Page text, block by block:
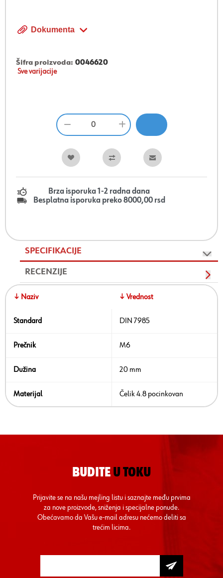
Dokumenta
Šifra proizvoda: 0046620
Sve varijacije
Brza isporuka 1-2 radna dana
Besplatna isporuka preko 8000,00 rsd
SPECIFIKACIJE
RECENZIJE
↓ Naziv ↓ Vrednost
Standard DIN 7985
Prečnik M6
Dužina 20 mm
Materijal Čelik 4.8 pocinkovan
BUDITE U TOKU
Prijavite se na našu mejling listu i saznajte među prvima
za nove proizvode, sniženja i specijalne ponude.
Obećavamo da Vašu e-mail adresu nećemo deliti sa
trećim licima.